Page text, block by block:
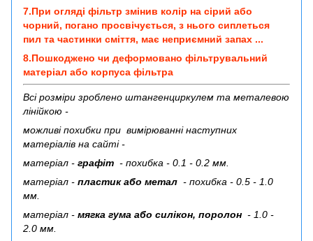
7.При огляді фільтр змінив колір на сірий або
чорний, погано просвічується, з нього сиплеться
пил та частинки сміття, має неприємний запах ...
8.Пошкоджено чи деформовано фільтрувальний
матеріал або корпуса фільтра
Всі розміри зроблено штангенциркулем та металевою
лінійкою -
можливі похибки при вимірюванні наступних
матеріалів на сайті -
матеріал - графіт - похибка - 0.1 - 0.2 мм.
матеріал - пластик або метал - похибка - 0.5 - 1.0
мм.
матеріал - мягка гума або силікон, поролон - 1.0 -
2.0 мм.